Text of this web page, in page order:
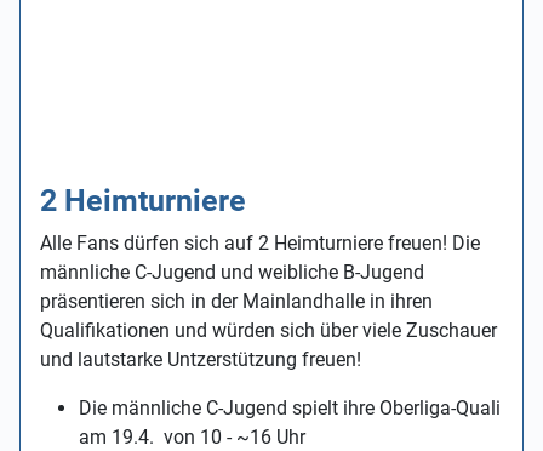
2 Heimturniere
Alle Fans dürfen sich auf 2 Heimturniere freuen! Die
männliche C-Jugend und weibliche B-Jugend
präsentieren sich in der Mainlandhalle in ihren
Qualifikationen und würden sich über viele Zuschauer
und lautstarke Untzerstützung freuen!
Die männliche C-Jugend spielt ihre Oberliga-Quali
am 19.4. von 10 - ~16 Uhr